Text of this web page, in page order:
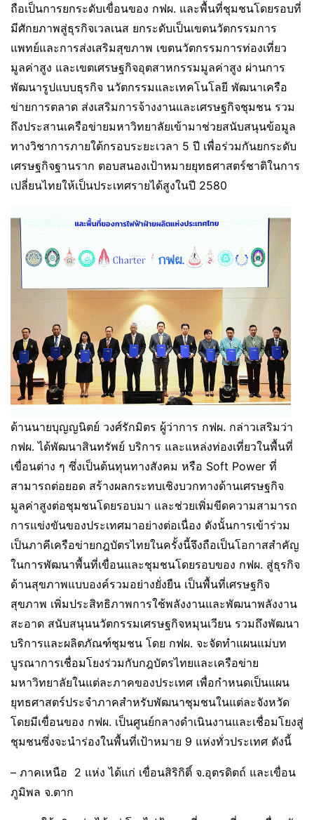
ถือเป็นการยกระดับเขื่อนของ กฟผ. และพื้นที่ชุมชนโดยรอบที่
มีศักยภาพสู่ธุรกิจเวลเนส ยกระดับเป็นเขตนวัตกรรมการ
แพทย์และการส่งเสริมสุขภาพ เขตนวัตกรรมการท่องเที่ยว
มูลค่าสูง และเขตเศรษฐกิจอุตสาหกรรมมูลค่าสูง ผ่านการ
พัฒนารูปแบบธุรกิจ นวัตกรรมและเทคโนโลยี พัฒนาเครือ
ข่ายการตลาด ส่งเสริมการจ้างงานและเศรษฐกิจชุมชน รวม
ถึงประสานเครือข่ายมหาวิทยาลัยเข้ามาช่วยสนับสนุนข้อมูล
ทางวิชาการภายใต้กรอบระยะเวลา 5 ปี เพื่อร่วมกันยกระดับ
เศรษฐกิจฐานราก ตอบสนองเป้าหมายยุทธศาสตร์ชาติในการ
เปลี่ยนไทยให้เป็นประเทศรายได้สูงในปี 2580
ด้านนายบุญญนิตย์ วงศ์รักมิตร ผู้ว่าการ กฟผ. กล่าวเสริมว่า
กฟผ. ได้พัฒนาสินทรัพย์ บริการ และแหล่งท่องเที่ยวในพื้นที่
เขื่อนต่าง ๆ ซึ่งเป็นต้นทุนทางสังคม หรือ Soft Power ที่
สามารถต่อยอด สร้างผลกระทบเชิงบวกทางด้านเศรษฐกิจ
มูลค่าสูงต่อชุมชนโดยรอบมา และช่วยเพิ่มขีดความสามารถ
การแข่งขันของประเทศมาอย่างต่อเนื่อง ดังนั้นการเข้าร่วม
เป็นภาคีเครือข่ายกฎบัตรไทยในครั้งนี้จึงถือเป็นโอกาสสำคัญ
ในการพัฒนาพื้นที่เขื่อนและชุมชนโดยรอบของ กฟผ. สู่ธุรกิจ
ด้านสุขภาพแบบองค์รวมอย่างยั่งยืน เป็นพื้นที่เศรษฐกิจ
สุขภาพ เพิ่มประสิทธิภาพการใช้พลังงานและพัฒนาพลังงาน
สะอาด สนับสนุนนวัตกรรมเศรษฐกิจหมุนเวียน รวมถึงพัฒนา
บริการและผลิตภัณฑ์ชุมชน โดย กฟผ. จะจัดทำแผนแม่บท
บูรณาการเชื่อมโยงร่วมกับกฎบัตรไทยและเครือข่าย
มหาวิทยาลัยในแต่ละภาคของประเทศ เพื่อกำหนดเป็นแผน
ยุทธศาสตร์ประจำภาคสำหรับพัฒนาชุมชนในแต่ละจังหวัด
โดยมีเขื่อนของ กฟผ. เป็นศูนย์กลางดำเนินงานและเชื่อมโยงสู่
ชุมชนซึ่งจะนำร่องในพื้นที่เป้าหมาย 9 แห่งทั่วประเทศ ดังนี้
– ภาคเหนือ 2 แห่ง ได้แก่ เขื่อนสิริกิติ์ จ.อุตรดิตถ์ และเขื่อน
ภูมิพล จ.ตาก